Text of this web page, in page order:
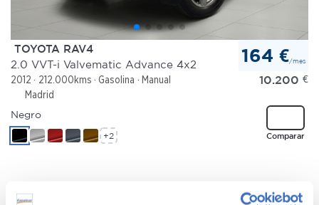
TOYOTA RAV4
2.0 VVT-i Valvematic Advance 4x2
2012 212.000kms Gasolina
Manual
Madrid
164 €/mes
10.200 €
Comparar
Negro
+2